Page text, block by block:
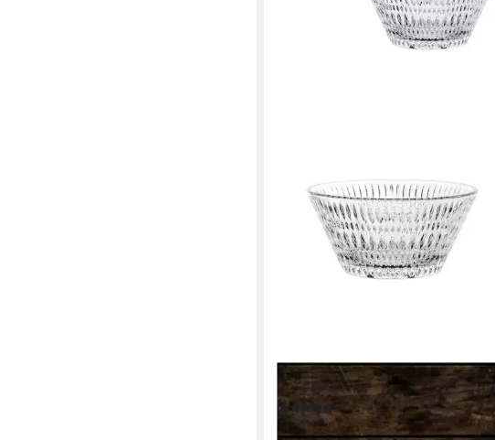
NACHTMANN
Schale Ethno, (2-tlg)
(1)
ab 19,80 €